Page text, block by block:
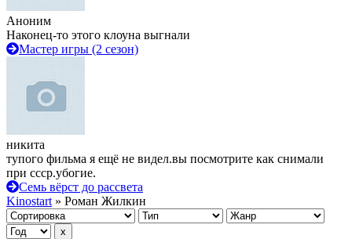
Аноним
Наконец-то этого клоуна выгнали
Мастер игры (2 сезон)
никита
тупого фильма я ещё не видел.вы посмотрите как снимали
при ссср.убогие.
Семь вёрст до рассвета
Kinostart » Роман Жилкин